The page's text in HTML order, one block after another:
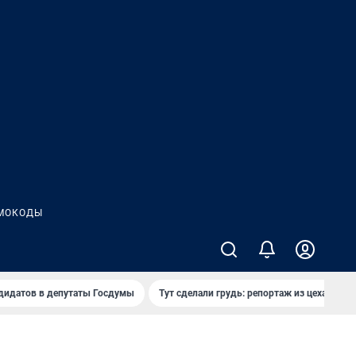
в депутаты Госдумы Тут сделали грудь: репортаж из цеха